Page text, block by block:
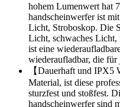
hohem Lumenwert hat
handscheinwerfer ist
Licht, Stroboskop. Die
Licht, schwaches Licht,
ist eine
wiederaufladbar, die für
【Dauerhaft und IPX5
Material, ist diese
sturzfest und stoßfest.
handscheinwerfer sind